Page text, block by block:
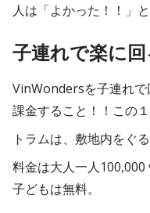
人は「よかった！！」
子連れで楽に
VinWondersを子連れで
課金すること！！この
トラムは、敷地内をぐ
料金は大人一人
子どもは無料。